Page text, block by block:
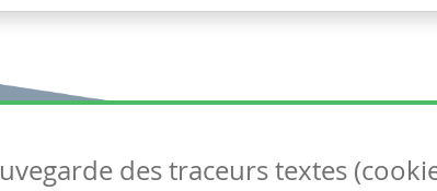
Articlesdes traceurs textes